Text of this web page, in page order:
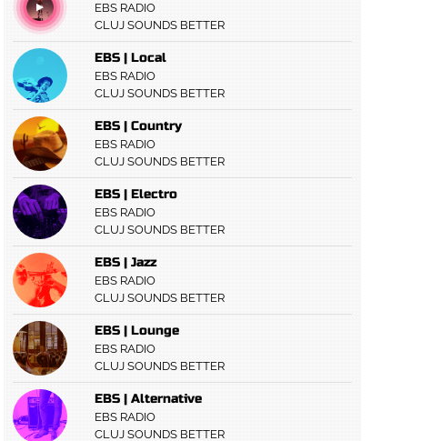
EBS RADIO
CLUJ SOUNDS BETTER
EBS | Local
EBS RADIO
CLUJ SOUNDS BETTER
EBS | Country
EBS RADIO
CLUJ SOUNDS BETTER
EBS | Electro
EBS RADIO
CLUJ SOUNDS BETTER
EBS | Jazz
EBS RADIO
CLUJ SOUNDS BETTER
EBS | Lounge
EBS RADIO
CLUJ SOUNDS BETTER
EBS | Alternative
EBS RADIO
CLUJ SOUNDS BETTER